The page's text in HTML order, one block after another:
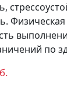
по